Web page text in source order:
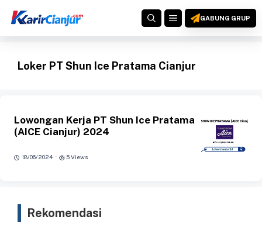
MENUGABUNG GRUP
Loker PT Shun Ice Pratama Cianjur
Lowongan Kerja PT Shun Ice Pratama
(AICE Cianjur) 2024
18/06/2024 · 5 Views
Rekomendasi